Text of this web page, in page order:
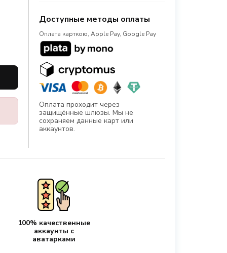
Доступные методы оплаты
Оплата карткою, Apple Pay, Google Pay
Оплата проходит через
защищённые шлюзы. Мы не
сохраняем данные карт или
аккаунтов.
100% качественные
аккаунты с
аватарками